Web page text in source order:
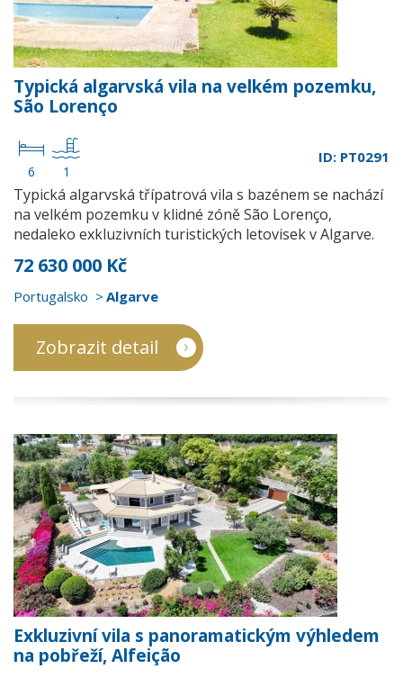
Typická algarvská vila na velkém pozemku,
São Lorenço
6 1
ID: PT0291
Typická algarvská třípatrová vila s bazénem se nachází
na velkém pozemku v klidné zóně São Lorenço,
nedaleko exkluzivních turistických letovisek v Algarve.
72 630 000 Kč
Portugalsko Algarve
Zobrazit detail
Exkluzivní vila s panoramatickým výhledem
na pobřeží, Alfeição